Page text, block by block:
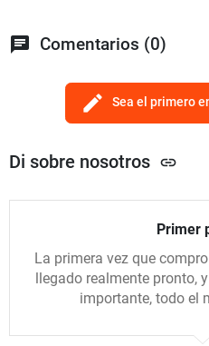
chat Comentarios (0)
edit Sea el primero
Di sobre nosotros link
Primer
La primera vez que
llegado realmente pronto,
importante, todo el